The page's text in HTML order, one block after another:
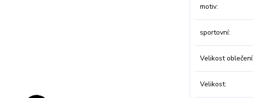
motiv
sportovní
Velikost oblečení
Velikost